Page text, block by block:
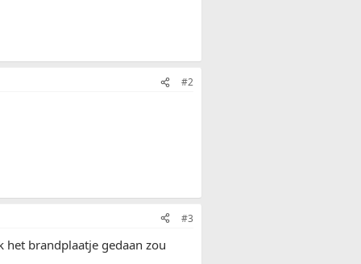
#2
#3
het brandplaatje gedaan zou